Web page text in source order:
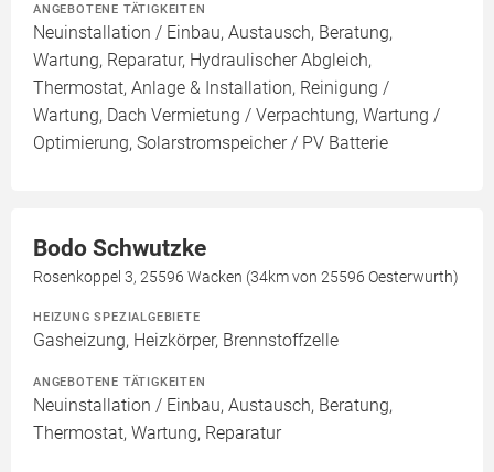
ANGEBOTENE TÄTIGKEITEN
Neuinstallation / Einbau, Austausch, Beratung,
Wartung, Reparatur, Hydraulischer Abgleich,
Thermostat, Anlage & Installation, Reinigung /
Wartung, Dach Vermietung / Verpachtung, Wartung /
Optimierung, Solarstromspeicher / PV Batterie
Bodo Schwutzke
Rosenkoppel 3, 25596 Wacken (34km von 25596 Oesterwurth)
HEIZUNG SPEZIALGEBIETE
Gasheizung, Heizkörper, Brennstoffzelle
ANGEBOTENE TÄTIGKEITEN
Neuinstallation / Einbau, Austausch, Beratung,
Thermostat, Wartung, Reparatur